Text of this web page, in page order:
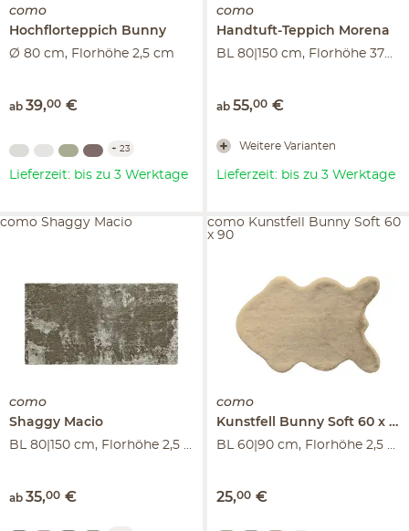
como
Hochflorteppich Bunny
Ø 80 cm, Florhöhe 2,5 cm
ab 39,00 €
+ 23
Lieferzeit: bis zu 3 Werktage
como
Handtuft-Teppich Morena
BL 80|150 cm, Florhöhe 3700 cm
ab 55,00 €
Weitere Varianten
Lieferzeit: bis zu 3 Werktage
como
Shaggy Macio
BL 80|150 cm, Florhöhe 2,5 cm
ab 35,00 €
como Shaggy Macio
como
Kunstfell
Bunny Soft 60 x 90
BL 60|90 cm, Florhöhe 2,5 cm
25,00 €
como Kunstfell Bunny Soft 60
x 90